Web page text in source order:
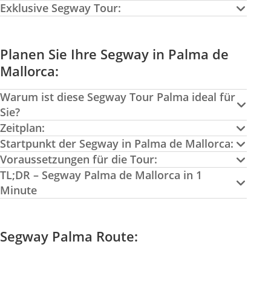
Exklusive Segway Tour:
Planen Sie Ihre Segway in Palma de
Mallorca:
Warum ist diese Segway Tour Palma ideal für
Sie?
Zeitplan:
Startpunkt der Segway in Palma de Mallorca:
Voraussetzungen für die Tour:
TL;DR – Segway Palma de Mallorca in 1
Minute
Segway Palma Route: